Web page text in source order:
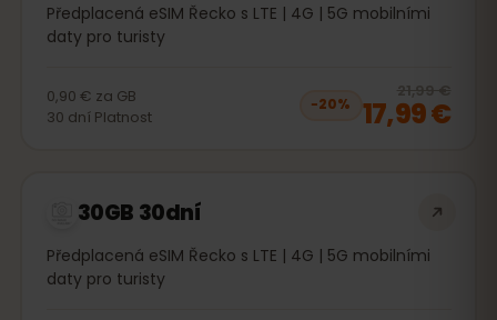
Předplacená eSIM Řecko s LTE | 4G | 5G mobilními
daty pro turisty
0,90 € za GB
30 dní Platnost
−20%
21,99 €
17,99 €
30GB 30dní
Předplacená eSIM Řecko s LTE | 4G | 5G mobilními
daty pro turisty